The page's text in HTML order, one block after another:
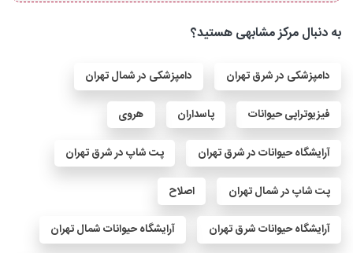
به دنبال مرکز مشابهی هستید؟
دامپزشکی در شرق تهران دامپزشکی در شمال تهران
فیزیوتراپی حیوانات پاسداران هروی
آرایشگاه حیوانات در شرق تهران پت شاپ در شرق تهران
پت شاپ در شمال تهران اصلاح
آرایشگاه حیوانات شرق تهران آرایشگاه حیوانات شمال تهران